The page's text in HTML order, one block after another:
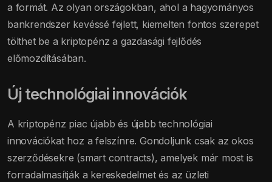
a formát. Az olyan országokban, ahol a hagyományos
bankrendszer kevéssé fejlett, kiemelten fontos szerepet
tölthet be a kriptopénz a gazdasági fejlődés
előmozdításában.
Új technológiai innovációk
A kriptopénz piac újabb és újabb technológiai
innovációkat hoz a felszínre. Gondoljunk csak az okos
szerződésekre (smart contracts), amelyek már most is
forradalmasítják a kereskedelmet és az üzleti